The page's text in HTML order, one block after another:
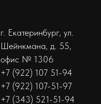
г. Екатеринбург, ул.
Шейнкмана, д. 55,
офис № 1306
+7 (922) 107 51-94
+7 (922) 107-51-97
+7 (343) 521-51-94